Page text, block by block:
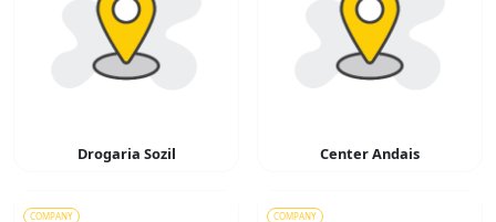
Drogaria Sozil Center Andais
COMPANY COMPANY